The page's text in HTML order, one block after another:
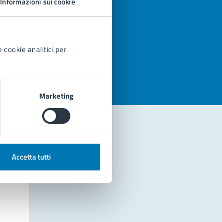
cookie analitici per
Marketing
Accetta tutti